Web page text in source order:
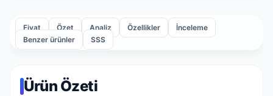
Fiyat Özet Analiz Özellikler
İnceleme
Benzer ürünler
SSS
Ürün Özeti